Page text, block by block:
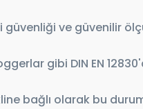
ve güvenilir
gibi DIN EN
bağlı olarak bu